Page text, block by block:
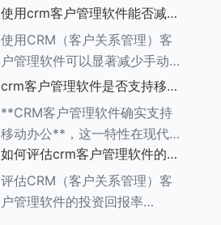
也有所不同。
一系列保障措施，这些措施旨在
和可用性。以下是一些关键的保
障措施： ###数据加密与存储
安全
使用crm客户管理软件能否减少
手动输入数据的工作量
使用CRM（客户关系管理）客
户管理软件可以显著减少手动输
入数据的工作量，原因如下：
1.**自动化数据收集**： -CRM
系统通常具有自动化数据捕获功
能，能够从多个来源
crm客户管理软件是否支持移动
办公
**CRM客户管理软件确实支持
移动办公**，这一特性在现代企
业管理中具有重要意义。以下是
对CRM客户管理软件支持移动
办公的详细阐述： ###一、移
如何评估crm客户管理软件的投
资回报率
评估CRM（客户关系管理）客
户管理软件的投资回报率